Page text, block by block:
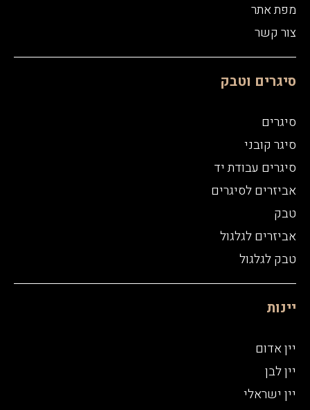
מפת אתר
צור קשר
סיגרים וטבק
סיגרים
סיגר קובני
סיגרים עבודת יד
אביזרים לסיגרים
טבק
אביזרים לגלגול
טבק לגלגול
יינות
יין אדום
יין לבן
יין ישראלי